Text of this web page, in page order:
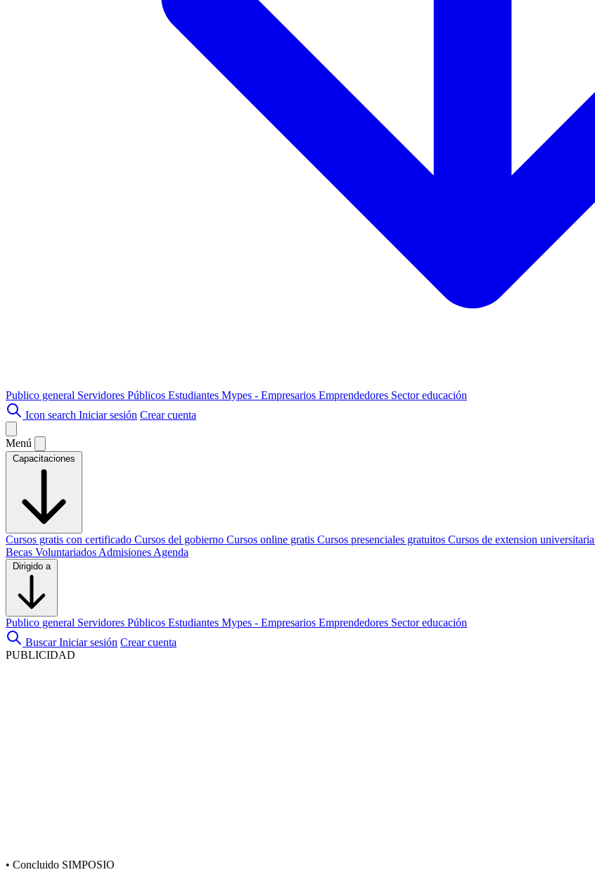
Publico general Servidores Públicos Estudiantes Mypes - Empresarios Emprendedores Sector educación
Icon search Iniciar sesión Crear cuenta
Menú
Capacitaciones
Cursos gratis con certificado Cursos del gobierno Cursos online gratis Cursos presenciales gratuitos Cursos de extension universitaria
Becas Voluntariados Admisiones Agenda
Dirigido a
Publico general Servidores Públicos Estudiantes Mypes - Empresarios Emprendedores Sector educación
Buscar Iniciar sesión Crear cuenta
PUBLICIDAD
• Concluido SIMPOSIO